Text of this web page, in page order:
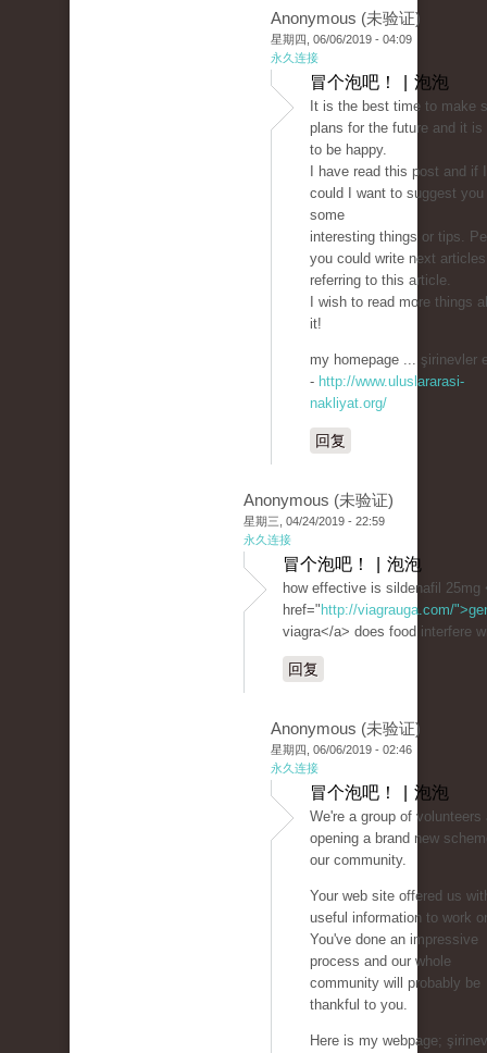
Anonymous (未验证)
星期四, 06/06/2019 - 04:09
永久连接
冒个泡吧！ | 泡泡
It is the best time to make
plans for the future and it is
to be happy.
I have read this post and if I
could I want to suggest you
some
interesting things or tips.
you could write next articles
referring to this article.
I wish to read more things
it!
my homepage ... şirinevler
- http://www.uluslararasi-
nakliyat.org/
回复
Anonymous (未验证)
星期三, 04/24/2019 - 22:59
永久连接
冒个泡吧！ | 泡泡
how effective is sildenafil 25mg
href=" http://viagrauga.com/
viagra</a> does food interfere
回复
Anonymous (未验证)
星期四, 06/06/2019 - 02:46
永久连接
冒个泡吧！ | 泡泡
We're a group of volunteers
opening a brand new
our community.
Your web site offered us
useful information to work
You've done an impressive
process and our whole
community will probably be
thankful to you.
Here is my webpage;